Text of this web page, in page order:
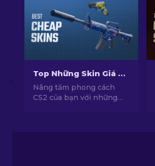
Top Những Skin Giá Rẻ Hàng Đầu Trong CS2 [2026]
Nâng tầm phong cách
CS2 của bạn với những